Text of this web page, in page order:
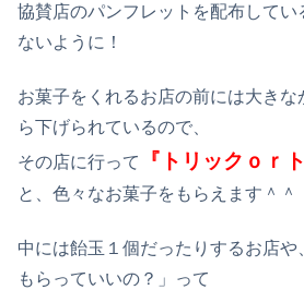
協賛店のパンフレットを配布して
ないように！
お菓子をくれるお店の前には大き
ら下げられているので、
その店に行って
『トリックｏｒ
と、色々なお菓子をもらえます＾＾
中には飴玉１個だったりするお店
もらっていいの？」って